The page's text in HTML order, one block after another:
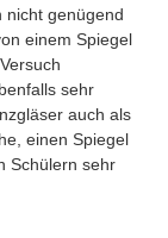
nicht genügend
einem Spiegel
sehr
auch als
einen Spiegel
Schülern sehr